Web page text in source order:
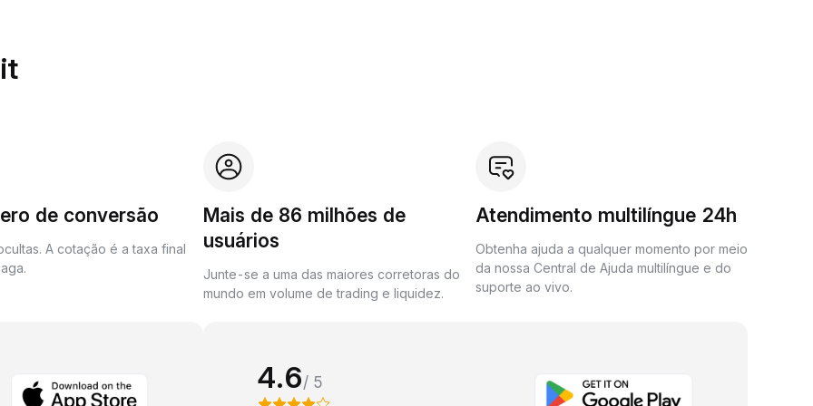
de conversão
A cotação é a taxa final
Mais de 86 milhões de
usuários
Junte-se a uma das maiores corretoras do
mundo em volume de trading e liquidez.
Atendimento multilíngue 24h
Obtenha ajuda a qualquer momento por meio
da nossa Central de Ajuda multilíngue e do
suporte ao vivo.
4.6/ 5